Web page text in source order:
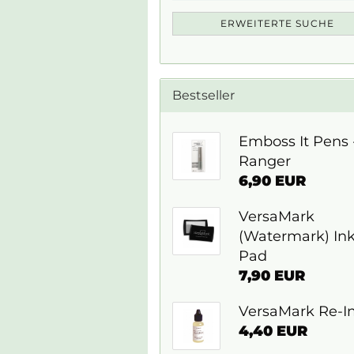
ERWEITERTE SUCHE
Bestseller
Emboss It Pens
Ranger
6,90 EUR
VersaMark
(Watermark)
Pad
7,90 EUR
VersaMark Re-
4,40 EUR